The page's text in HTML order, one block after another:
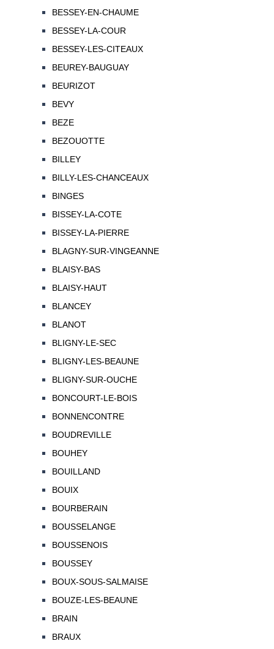
BESSEY-EN-CHAUME
BESSEY-LA-COUR
BESSEY-LES-CITEAUX
BEUREY-BAUGUAY
BEURIZOT
BEVY
BEZE
BEZOUOTTE
BILLEY
BILLY-LES-CHANCEAUX
BINGES
BISSEY-LA-COTE
BISSEY-LA-PIERRE
BLAGNY-SUR-VINGEANNE
BLAISY-BAS
BLAISY-HAUT
BLANCEY
BLANOT
BLIGNY-LE-SEC
BLIGNY-LES-BEAUNE
BLIGNY-SUR-OUCHE
BONCOURT-LE-BOIS
BONNENCONTRE
BOUDREVILLE
BOUHEY
BOUILLAND
BOUIX
BOURBERAIN
BOUSSELANGE
BOUSSENOIS
BOUSSEY
BOUX-SOUS-SALMAISE
BOUZE-LES-BEAUNE
BRAIN
BRAUX